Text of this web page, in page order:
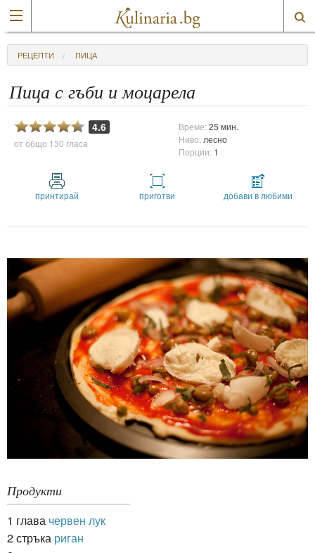
РЕЦЕПТИ ПИЦА
Пица с гъби и моцарела
4.6
от общо 130 гласа
Време:25 мин.
Ниво: лесно
Порции: 1
принтирай приготви добави в любими
Продукти
1 глава червен лук
2 стръка риган